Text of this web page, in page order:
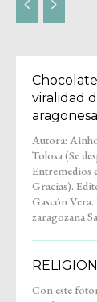
viralidad
Autora:
Tolosa (Se
Entremedios
Gracias). Editora: Patricia
Gascón Vera. La periodista
zaragozana
tras años
televisión y
para
comenzó su andadura en
Con este
Letras y cierra